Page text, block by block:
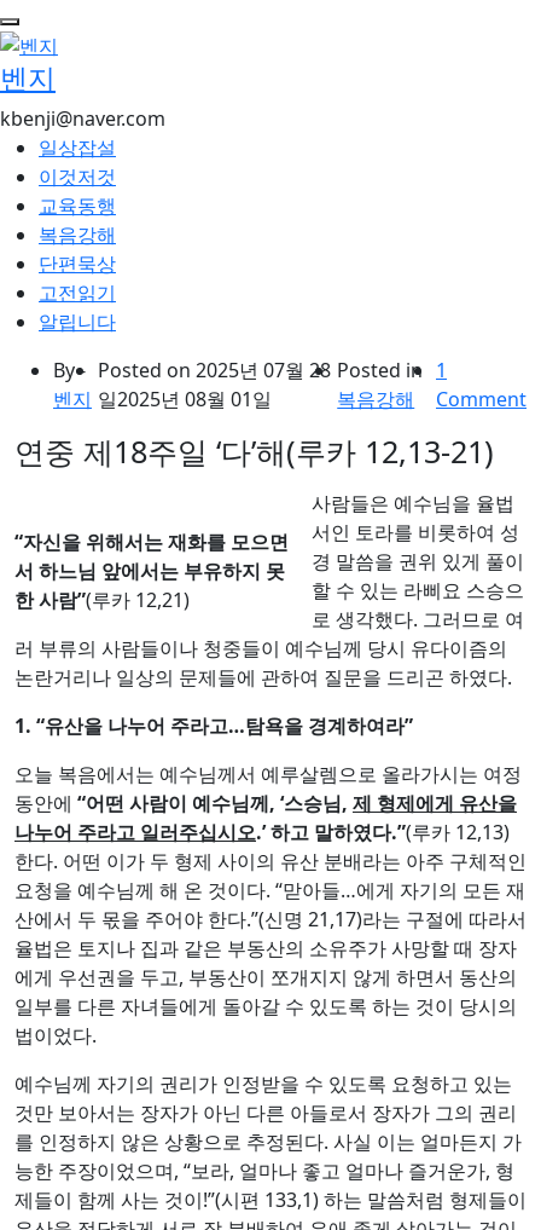
콘
텐
츠
로
건
너
뛰
기
벤지
kbenji@naver.com
일상잡설
이것저것
교육동행
복음강해
단편묵상
고전읽기
알립니다
By -
벤지
Posted on2025년 07월 28
일2025년 08월 01일
Posted in
복음강해
1
Comment
연중 제18주일 ‘다’해(루카 12,13-21)
“자신을 위해서는 재화를 모으면
서 하느님 앞에서는 부유하지 못
한 사람”(루카 12,21)
사람들은 예수님을 율법
서인 토라를 비롯하여 성
경 말씀을 권위 있게 풀이
할 수 있는 라삐요 스승으
로 생각했다. 그러므로 여
러 부류의 사람들이나 청중들이 예수님께 당시 유다이즘의
논란거리나 일상의 문제들에 관하여 질문을 드리곤 하였다.
1. “유산을 나누어 주라고…탐욕을 경계하여라”
오늘 복음에서는 예수님께서 예루살렘으로 올라가시는 여정
동안에 “어떤 사람이 예수님께, ‘스승님, 제 형제에게 유산을
나누어 주라고 일러주십시오.’하고 말하였다.”(루카 12,13)
한다. 어떤 이가 두 형제 사이의 유산 분배라는 아주 구체적인
요청을 예수님께 해 온 것이다. “맏아들…에게 자기의 모든 재
산에서 두 몫을 주어야 한다.”(신명 21,17)라는 구절에 따라서
율법은 토지나 집과 같은 부동산의 소유주가 사망할 때 장자
에게 우선권을 두고, 부동산이 쪼개지지 않게 하면서 동산의
일부를 다른 자녀들에게 돌아갈 수 있도록 하는 것이 당시의
법이었다.
예수님께 자기의 권리가 인정받을 수 있도록 요청하고 있는
것만 보아서는 장자가 아닌 다른 아들로서 장자가 그의 권리
를 인정하지 않은 상황으로 추정된다. 사실 이는 얼마든지 가
능한 주장이었으며, “보라, 얼마나 좋고 얼마나 즐거운가, 형
제들이 함께 사는 것이!”(시편 133,1) 하는 말씀처럼 형제들이